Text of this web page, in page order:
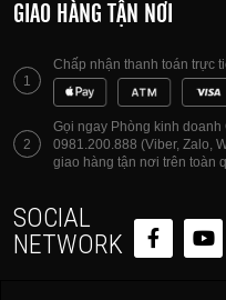
GIAO HÀNG TẬN NƠI
1
Chấp nhận thanh toán trực
2
Gọi ngay Phòng kinh
0981.200.888 (Viber, Zalo,
giao hàng tận nơi trên toàn
SOCIAL
NETWORK